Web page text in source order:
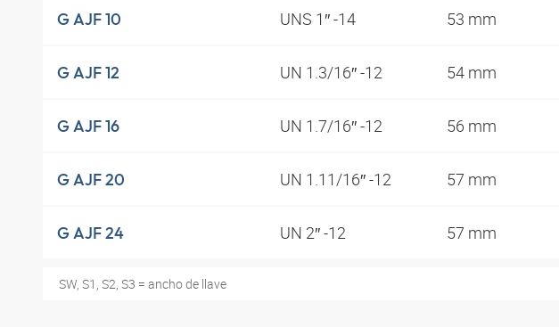
G AJF 10 UNS 1″ -14 53 mm
G AJF 12 UN 1.3/16″ -12 54 mm
G AJF 16 UN 1.7/16″ -12 56 mm
G AJF 20 UN 1.11/16″ -12 57 mm
G AJF 24 UN 2″ -12 57 mm
SW, S1, S2, S3 = ancho de llave